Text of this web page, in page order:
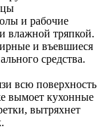
и рабочие
влажной тряпкой.
и въевшиеся
средства.
всю поверхность
вымоет кухонные
вытряхнет